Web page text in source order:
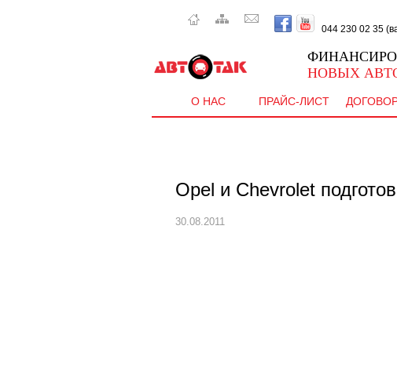
044 230 02 35
НОВЫХ
О НАС ПРАЙС-ЛИСТ
Opel и Chevrolet
30.08.2011